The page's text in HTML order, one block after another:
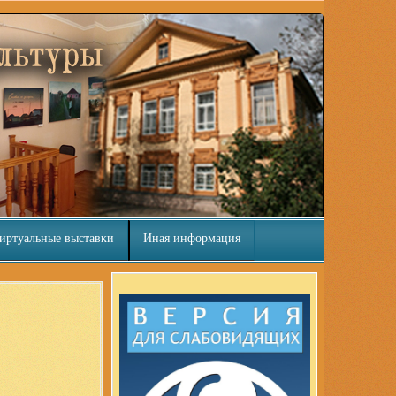
выставки Иная информация